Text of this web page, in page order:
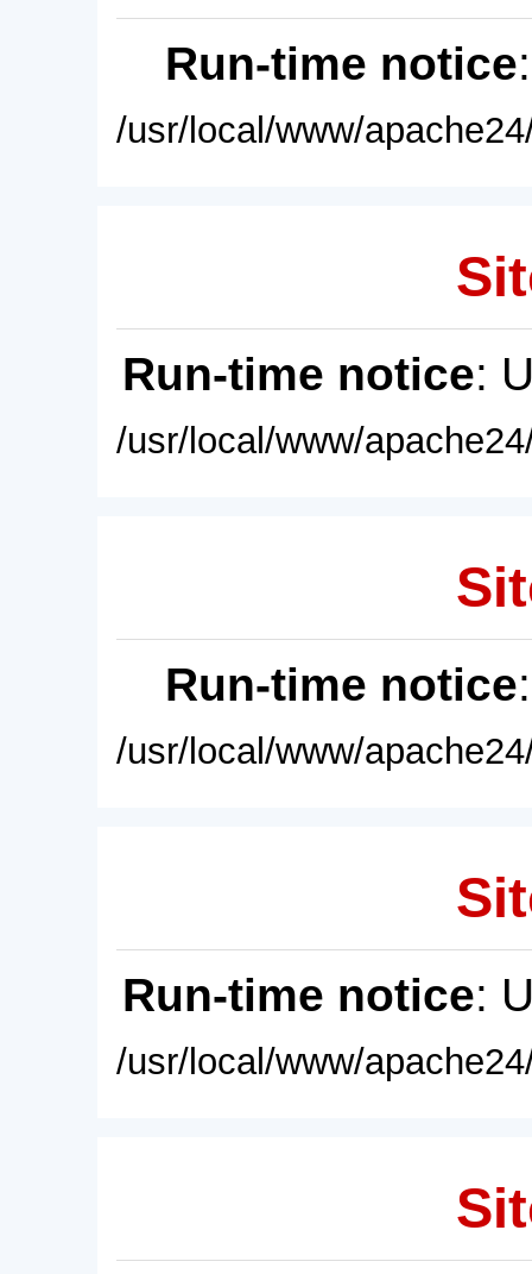
Run-time notice
/usr/local/www/
Run-time notice:
/usr/local/www/
Run-time notice
/usr/local/www/
Run-time notice:
/usr/local/www/